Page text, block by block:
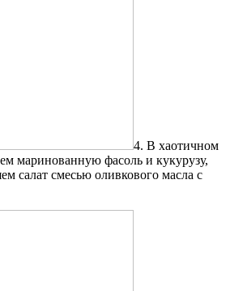
4. В хаотичном
маринованную фасоль и кукурузу,
салат смесью оливкового масла с